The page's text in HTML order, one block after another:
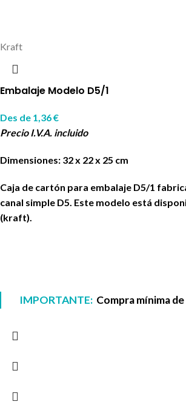
Kraft
Embalaje Modelo D5/1
Des de 1,36€
Precio I.V.A. incluido
Dimensiones: 32 x 22 x 25 cm
Caja de cartón para embalaje D5/1
canal simple D5. Este modelo está
(kraft).
IMPORTANTE: Compra mínima